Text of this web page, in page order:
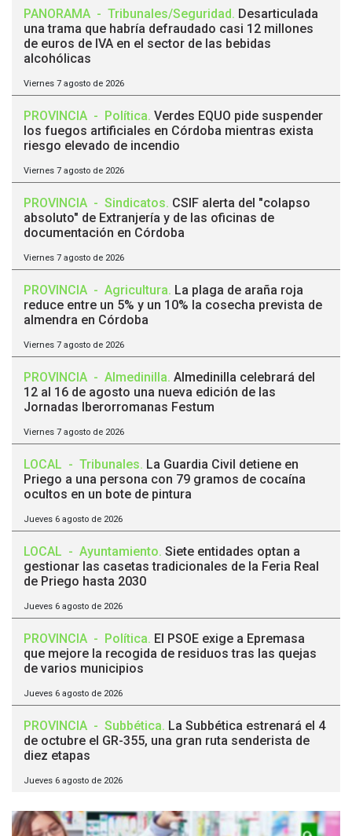
PANORAMA - Tribunales/Seguridad. Desarticulada
una trama que habría defraudado casi 12 millones
de euros de IVA en el sector de las bebidas
alcohólicas
Viernes 7 agosto de 2026
PROVINCIA - Política. Verdes EQUO pide suspender
los fuegos artificiales en Córdoba mientras exista
riesgo elevado de incendio
Viernes 7 agosto de 2026
PROVINCIA - Sindicatos. CSIF alerta del "colapso
absoluto" de Extranjería y de las oficinas de
documentación en Córdoba
Viernes 7 agosto de 2026
PROVINCIA - Agricultura. La plaga de araña roja
reduce entre un 5% y un 10% la cosecha prevista de
almendra en Córdoba
Viernes 7 agosto de 2026
PROVINCIA - Almedinilla. Almedinilla celebrará del
12 al 16 de agosto una nueva edición de las
Jornadas Iberorromanas Festum
Viernes 7 agosto de 2026
LOCAL - Tribunales. La Guardia Civil detiene en
Priego a una persona con 79 gramos de cocaína
ocultos en un bote de pintura
Jueves 6 agosto de 2026
LOCAL - Ayuntamiento. Siete entidades optan a
gestionar las casetas tradicionales de la Feria Real
de Priego hasta 2030
Jueves 6 agosto de 2026
PROVINCIA - Política. El PSOE exige a Epremasa
que mejore la recogida de residuos tras las quejas
de varios municipios
Jueves 6 agosto de 2026
PROVINCIA - Subbética. La Subbética estrenará el 4
de octubre el GR-355, una gran ruta senderista de
diez etapas
Jueves 6 agosto de 2026